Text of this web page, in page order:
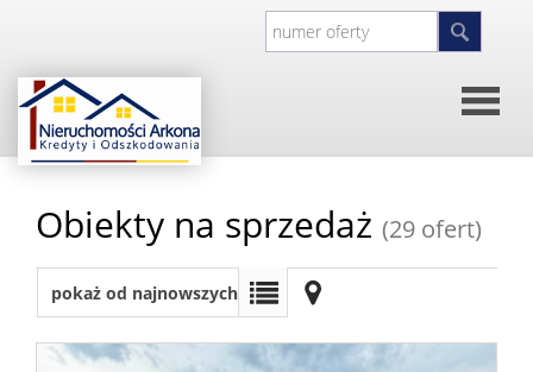
główna
O
Obiekty na sprzedaż (29 ofert)
pokaż od najnowszych